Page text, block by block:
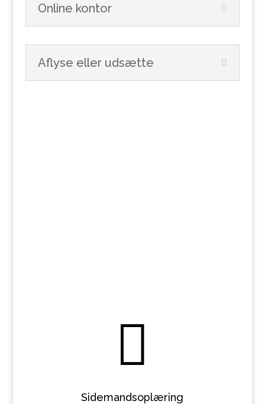
Online kontor
Aflyse eller udsætte

Sidemandsoplæring